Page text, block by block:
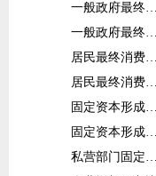
一般政府最终消费支出占比
一般政府最终消费支出
居民最终消费支出占比
居民最终消费支出
固定资本形成总额占比
固定资本形成总额
私营部门固定资本形成总额